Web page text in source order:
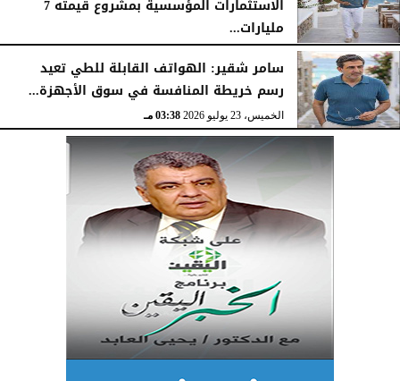
الاستثمارات المؤسسية بمشروع قيمته 7
مليارات...
الخميس، 23 يوليو 2026
سامر شقير: الهواتف القابلة للطي تعيد
رسم خريطة المنافسة في سوق الأجهزة...
الخميس، 23 يوليو 2026 03:38 مـ